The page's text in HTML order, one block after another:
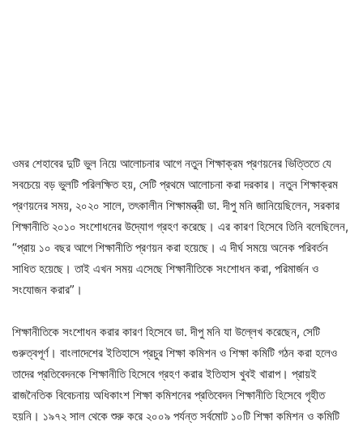
ওমর শেহাবের দুটি ভুল নিয়ে আলোচনার আগে নতুন শিক্ষাক্রম প্রণয়নের ভিত্তিতে যে
সবচেয়ে বড় ভুলটি পরিলক্ষিত হয়, সেটি প্রথমে আলোচনা করা দরকার। নতুন শিক্ষাক্রম
প্রণয়নের সময়, ২০২০ সালে, তৎকালীন শিক্ষামন্ত্রী ডা. দীপু মনি জানিয়েছিলেন, সরকার
শিক্ষানীতি ২০১০ সংশোধনের উদ্যোগ গ্রহণ করেছে। এর কারণ হিসেবে তিনি বলেছিলেন,
“প্রায় ১০ বছর আগে শিক্ষানীতি প্রণয়ন করা হয়েছে। এ দীর্ঘ সময়ে অনেক পরিবর্তন
সাধিত হয়েছে। তাই এখন সময় এসেছে শিক্ষানীতিকে সংশোধন করা, পরিমার্জন ও
সংযোজন করার”।
শিক্ষানীতিকে সংশোধন করার কারণ হিসেবে ডা. দীপু মনি যা উল্লেখ করেছেন, সেটি
গুরুত্বপূর্ণ। বাংলাদেশের ইতিহাসে প্রচুর শিক্ষা কমিশন ও শিক্ষা কমিটি গঠন করা হলেও
তাদের প্রতিবেদনকে শিক্ষানীতি হিসেবে গ্রহণ করার ইতিহাস খুবই খারাপ। প্রায়ই
রাজনৈতিক বিবেচনায় অধিকাংশ শিক্ষা কমিশনের প্রতিবেদন শিক্ষানীতি হিসেবে গৃহীত
হয়নি। ১৯৭২ সাল থেকে শুরু করে ২০০৯ পর্যন্ত সর্বমোট ১০টি শিক্ষা কমিশন ও কমিটি